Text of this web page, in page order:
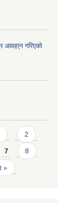
आवहा्न गरिएकाे
2
7 8
»